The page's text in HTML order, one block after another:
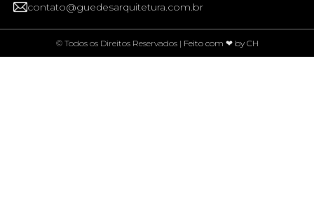
contato@guedesarquitetura.com.br
© Todos os Direitos Reservados | Feito com ❤ by CH